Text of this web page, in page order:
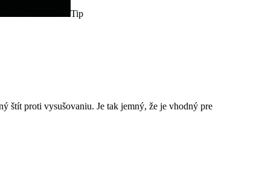
Tip
štít proti vysušovaniu. Je tak jemný, že je vhodný pre